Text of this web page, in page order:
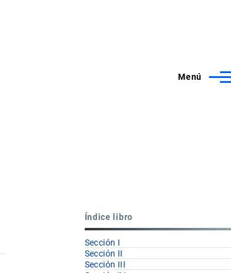
Menú
Índice libro
Sección I
Sección II
Sección III